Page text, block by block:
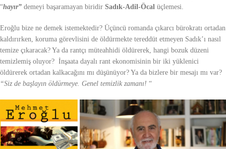
“hayır” demeyi başaramayan biridir Sadık-Adil-Öcal üçlemesi.
Eroğlu bize ne demek istemektedir? Üçüncü romanda çıkarcı bürokratı ortadan
kaldırırken, koruma görevlisini de öldürmekte tereddüt etmeyen Sadık’ı nasıl
temize çıkaracak? Ya da rantçı müteahhidi öldürerek, hangi bozuk düzeni
temizlemiş oluyor? İnşaata dayalı rant ekonomisinin bir iki yüklenici
öldürerek ortadan kalkacağını mı düşünüyor? Ya da bizlere bir mesajı mı var?
“Siz de başlayın öldürmeye. Genel temizlik zamanı! “